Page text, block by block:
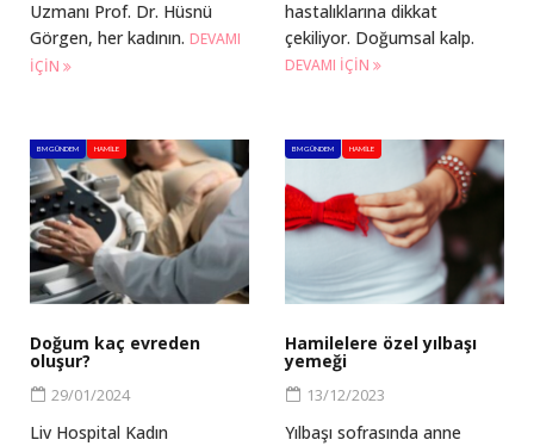
Uzmanı Prof. Dr. Hüsnü
Görgen, her kadının. DEVAMI
IÇIN
hastalıklarına dikkat
çekiliyor. Doğumsal kalp.
DEVAMI IÇIN
BM GÜNDEM HAMILE
Doğum kaç evreden
oluşur?
29/01/2024
Liv Hospital Kadın
BM GÜNDEM HAMILE
Hamilelere özel yılbaşı
yemeği
13/12/2023
Yılbaşı sofrasında anne